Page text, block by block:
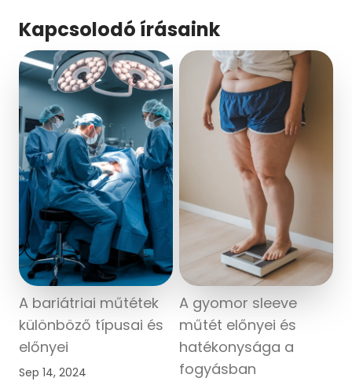
Kapcsolodó írásaink
A bariátriai műtétek
különböző típusai és
előnyei
Sep 14, 2024
A gyomor sleeve
műtét előnyei és
hatékonysága a
fogyásban